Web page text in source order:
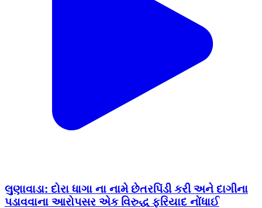
લુણાવાડા: દોરા ધાગા ના નામે છેતરપિંડી કરી અને દાગીના
પડાવવાના આરોપસર એક વિરુદ્ધ ફરિયાદ નોંધાઈ